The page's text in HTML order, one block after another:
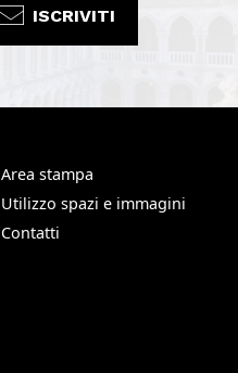
ISCRIVITI
Area stampa
Utilizzo spazi e immagini
Contatti